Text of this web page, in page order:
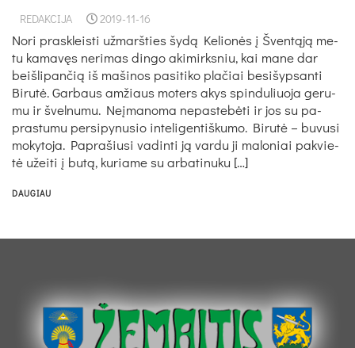
REDAKCIJA 2019-11-16
No­ri pra­skleis­ti už­marš­ties šy­dą Ke­lio­nės į Šven­tą­ją me­
tu ka­ma­vęs ne­ri­mas din­go aki­mirks­niu, kai ma­ne dar
beiš­li­pan­čią iš ma­ši­nos pa­si­ti­ko pla­čiai be­si­šyp­san­ti
Bi­ru­tė. Gar­baus am­žiaus mo­ters akys spin­du­liuo­ja ge­ru­
mu ir švel­nu­mu. Neį­ma­no­ma ne­pas­te­bė­ti ir jos su pa­
pras­tu­mu per­si­py­nu­sio in­te­li­gen­tiš­ku­mo. Bi­ru­tė – bu­vu­si
mo­ky­to­ja. Pap­ra­šiu­si va­din­ti ją var­du ji ma­lo­niai pa­kvie­
tė užei­ti į bu­tą, ku­ria­me su ar­ba­ti­nu­ku […]
DAUGIAU